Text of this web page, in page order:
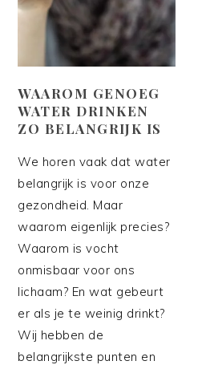
WAAROM GENOEG
WATER DRINKEN
ZO BELANGRIJK IS
We horen vaak dat water
belangrijk is voor onze
gezondheid. Maar
waarom eigenlijk precies?
Waarom is vocht
onmisbaar voor ons
lichaam? En wat gebeurt
er als je te weinig drinkt?
Wij hebben de
belangrijkste punten en